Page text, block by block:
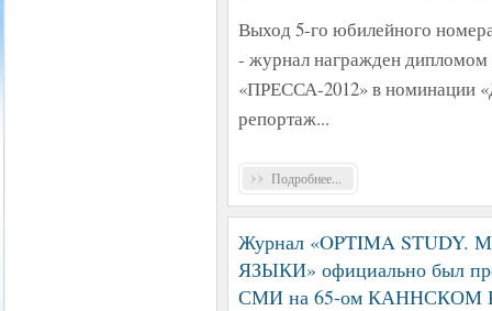
Выход 5-го юбилейного
- журнал награжден дипломом
«ПРЕССА-2012» в номинации
репортаж...
Подробнее...
Журнал «OPTIMA
ЯЗЫКИ» официально был
СМИ на 65-ом